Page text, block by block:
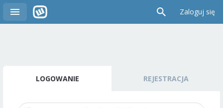
Zaloguj się
LOGOWANIE REJESTRACJA